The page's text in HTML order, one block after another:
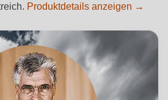
Produktdetails anzeigen →